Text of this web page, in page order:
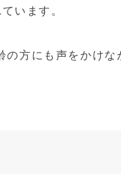
います。
の方にも声をかけ